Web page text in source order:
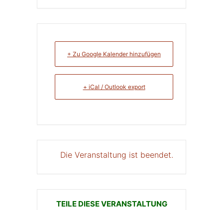
+ Zu Google Kalender hinzufügen
+ iCal / Outlook export
Die Veranstaltung ist beendet.
TEILE DIESE VERANSTALTUNG